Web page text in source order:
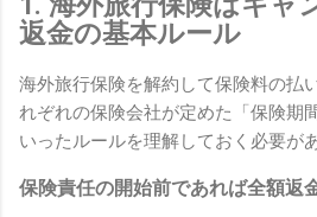
返金の基本ルール
海外旅行保険を解約して保険料の払
れぞれの保険会社が定めた「保険期
いったルールを理解しておく必要が
保険責任の開始前であれば全額返